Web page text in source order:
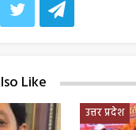
Like
उत्तर प्रदेश